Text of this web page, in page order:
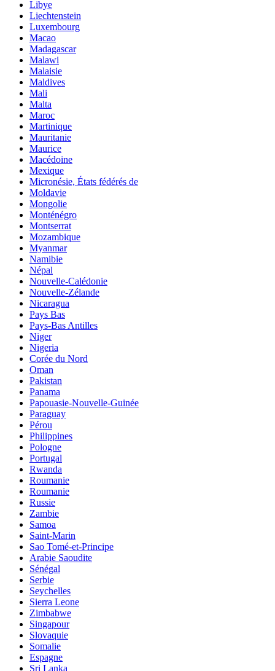
Libye
Liechtenstein
Luxembourg
Macao
Madagascar
Malawi
Malaisie
Maldives
Mali
Malta
Maroc
Martinique
Mauritanie
Maurice
Macédoine
Mexique
Micronésie, États fédérés de
Moldavie
Mongolie
Monténégro
Montserrat
Mozambique
Myanmar
Namibie
Népal
Nouvelle-Calédonie
Nouvelle-Zélande
Nicaragua
Pays Bas
Pays-Bas Antilles
Niger
Nigeria
Corée du Nord
Oman
Pakistan
Panama
Papouasie-Nouvelle-Guinée
Paraguay
Pérou
Philippines
Pologne
Portugal
Rwanda
Roumanie
Roumanie
Russie
Zambie
Samoa
Saint-Marin
Sao Tomé-et-Principe
Arabie Saoudite
Sénégal
Serbie
Seychelles
Sierra Leone
Zimbabwe
Singapour
Slovaquie
Somalie
Espagne
Sri Lanka